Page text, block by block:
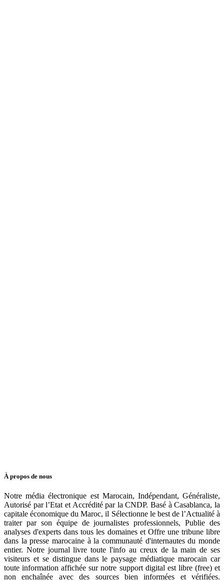
À propos de nous
Notre média électronique est Marocain, Indépendant, Généraliste,
Autorisé par l’Etat et Accrédité par la CNDP. Basé à Casablanca, la
capitale économique du Maroc, il Sélectionne le best de l’Actualité à
traiter par son équipe de journalistes professionnels, Publie des
analyses d'experts dans tous les domaines et Offre une tribune libre
dans la presse marocaine à la communauté d'internautes du monde
entier. Notre journal livre toute l'info au creux de la main de ses
visiteurs et se distingue dans le paysage médiatique marocain car
toute information affichée sur notre support digital est libre (free) et
non enchaînée avec des sources bien informées et vérifiées.